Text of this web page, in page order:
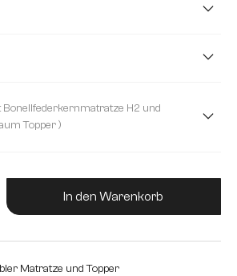
Schaum Topper )
H2/H3 und Visco Topper
Produkt Anzahl: Gib den
In den Warenkorb
Matratze und Topper